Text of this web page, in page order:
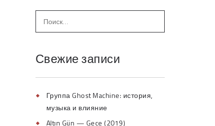
Свежие записи
Группа Ghost Machine: история,
музыка и влияние
Altın Gün — Gece (2019)